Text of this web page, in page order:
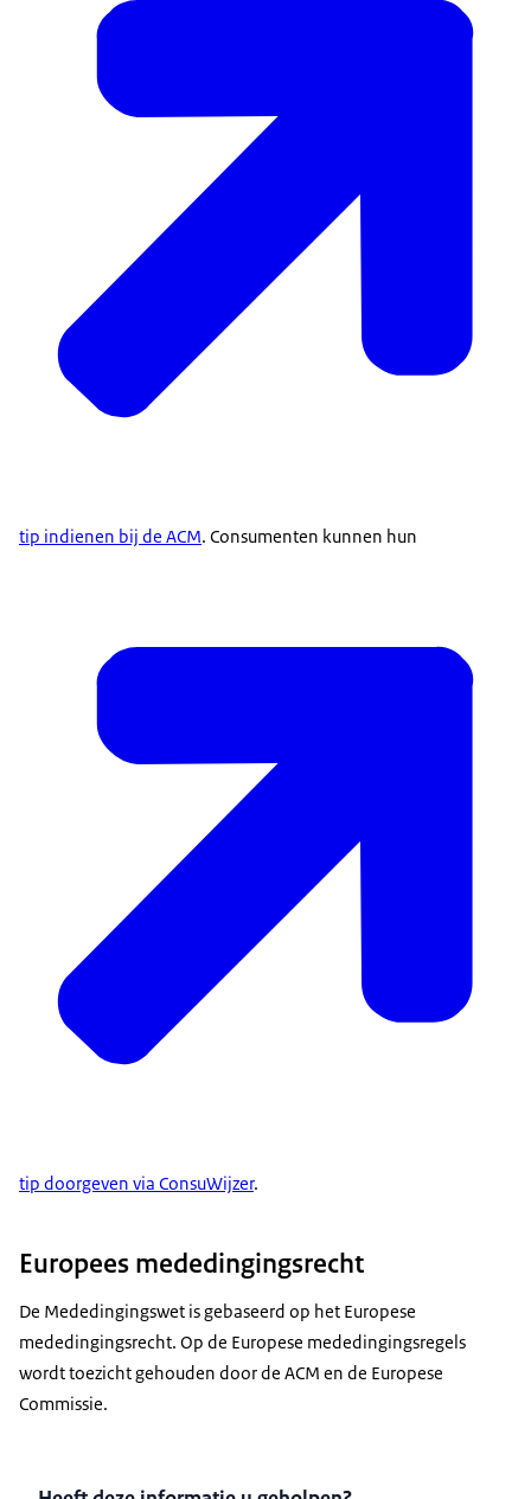
tip indienen bij de ACM. Consumenten kunnen hun
tip doorgeven via ConsuWijzer.
Europees mededingingsrecht
De Mededingingswet is gebaseerd op het Europese
mededingingsrecht. Op de Europese mededingingsregels
wordt toezicht gehouden door de ACM en de Europese
Commissie.